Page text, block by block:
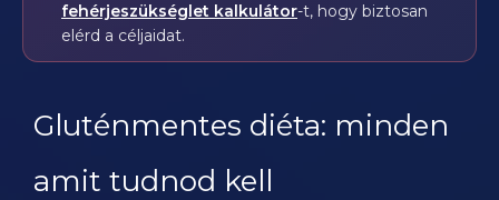
fehérjeszükséglet kalkulátor-t, hogy biztosan
elérd a céljaidat.
Gluténmentes diéta: minden
amit tudnod kell